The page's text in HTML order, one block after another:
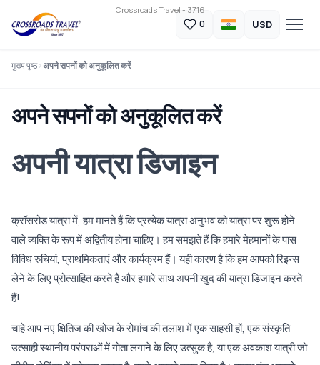
Crossroads Travel - 3716
0 USD
मुख्य पृष्ठ अपने सपनों को अनुकूलित करें
अपने सपनों को अनुकूलित करें
अपनी यात्रा डिजाइन
क्रॉसरोड यात्रा में, हम मानते हैं कि प्रत्येक यात्रा अनुभव को यात्रा पर शुरू होने
वाले व्यक्ति के रूप में अद्वितीय होना चाहिए। हम समझते हैं कि हमारे मेहमानों के पास
विविध रुचियां, प्राथमिकताएं और कार्यक्रम हैं। यही कारण है कि हम आपको रिइन्स
लेने के लिए प्रोत्साहित करते हैं और हमारे साथ अपनी खुद की यात्रा डिजाइन करते
हैं!
चाहे आप नए क्षितिज की खोज के रोमांच की तलाश में एक साहसी हों, एक संस्कृति
उत्साही स्थानीय परंपराओं में गोता लगाने के लिए उत्सुक है, या एक अवकाश यात्री जो